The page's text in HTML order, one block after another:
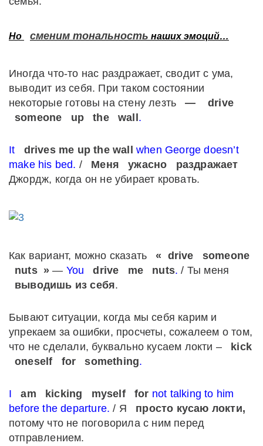
Но сменим тональность наших эмоций…
Иногда что-то нас раздражает, сводит с ума,
выводит из себя. При таком состоянии
некоторые готовы на стену лезть
—
drive
someone
up the wall .
It drives me up the wall
when George doesn’t
make his bed. / Меня ужасно
раздражает
Джордж, когда он не убирает кровать.
Как вариант, можно сказать « drive
someone
nuts » — You drive me nuts. / Ты меня
выводишь из себя.
Бывают ситуации, когда мы себя карим и
упрекаем за ошибки, просчеты, сожалеем о том,
что не сделали, буквально кусаем локти –
kick
oneself
for something.
I am kicking myself for not talking to him
before the departure. / Я
просто кусаю локти,
потому что не поговорила с ним перед
отправлением.